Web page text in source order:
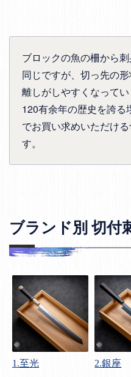
ブロックの魚の柵から
同じですが、切っ先の
離しがしやすくなってい
120有余年の歴史を誇る
でお買い求めいただけ
す。
ブランド別 切付
1.至光 2.銀座